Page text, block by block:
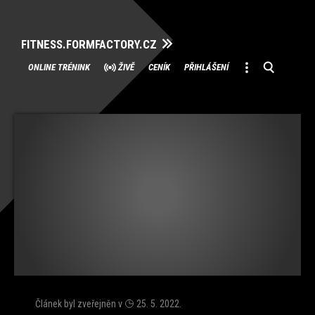
FITNESS.FORMFACTORY.CZ
Přeskočit
na
ONLINE TRÉNINK ŽIVĚ CENÍK PŘIHLÁŠENÍ
Článek byl zveřejněn v 25. 5. 2022